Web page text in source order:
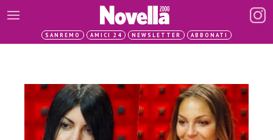
SANREMO AMICI 24 NEWSLETTER ABBONATI